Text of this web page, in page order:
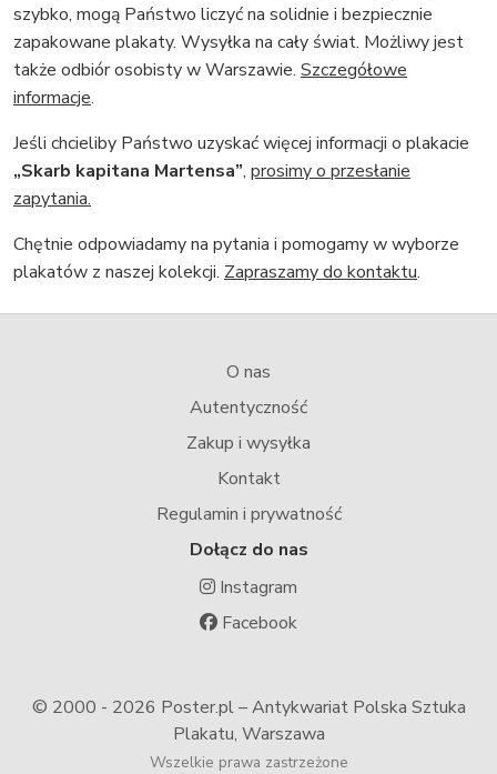
szybko, mogą Państwo liczyć na solidnie i bezpiecznie
zapakowane plakaty. Wysyłka na cały świat. Możliwy jest
także odbiór osobisty w Warszawie. Szczegółowe
informacje.
Jeśli chcieliby Państwo uzyskać więcej informacji o plakacie
„Skarb kapitana Martensa”, prosimy o przesłanie
zapytania.
Chętnie odpowiadamy na pytania i pomogamy w wyborze
plakatów z naszej kolekcji. Zapraszamy do kontaktu.
O nas
Autentyczność
Zakup i wysyłka
Kontakt
Regulamin i prywatność
Dołącz do nas
Instagram
Facebook
© 2000 - 2026 Poster.pl – Antykwariat Polska Sztuka
Plakatu, Warszawa
Wszelkie prawa zastrzeżone